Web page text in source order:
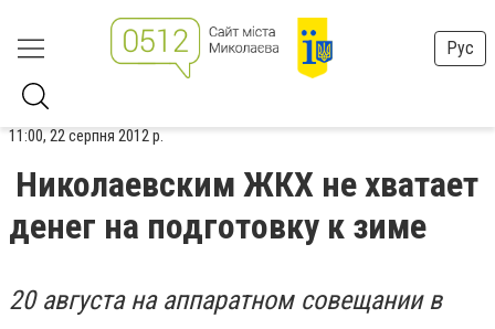
Рус
11:00, 22 серпня 2012 р.
Николаевским ЖКХ не хватает
денег на подготовку к зиме
20 августа на аппаратном совещании в